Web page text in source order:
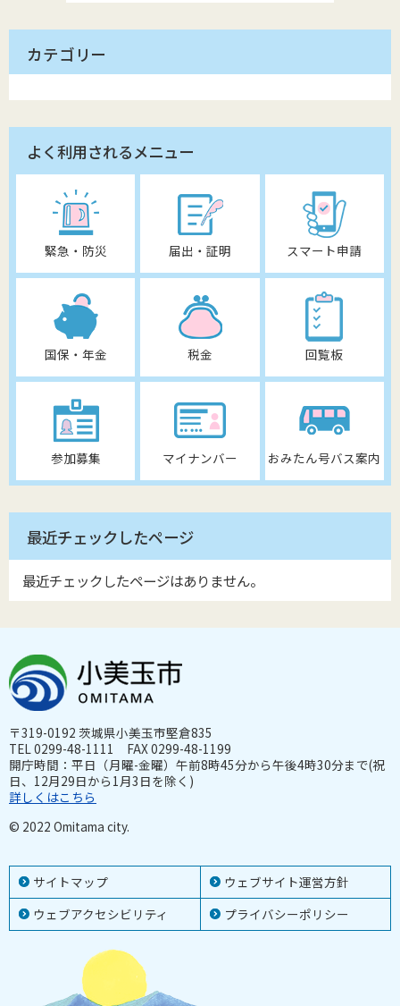
カテゴリー
よく利用されるメニュー
緊急・防災 届出・証明 スマート申請
国保・年金 税金 回覧板
参加募集 マイナンバー おみたん号バス案内
最近チェックしたページ
最近チェックしたページはありません。
サイトマップ
ウェブサイト運営方針
ウェブアクセシビリティ
プライバシーポリシー
〒319-0192 茨城県小美玉市堅倉835
TEL 0299-48-1111 FAX 0299-48-1199
開庁時間：平日（月曜-金曜）午前8時45分から午後4時30分まで(祝
日、12月29日から1月3日を除く)
詳しくはこちら
© 2022 Omitama city.